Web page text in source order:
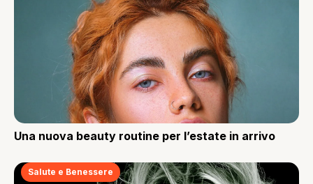
Una nuova beauty routine per l’estate in arrivo
Salute e Benessere